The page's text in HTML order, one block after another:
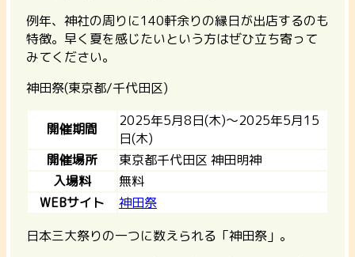
例年、神社の周りに140軒余りの縁日が出店するのも
特徴。早く夏を感じたいという方はぜひ立ち寄って
みてください。
神田祭(東京都/千代田区)
開催期間
2025年5月8日(木)～2025年5月15
日(木)
開催場所
東京都千代田区 神田明神
入場料
無料
WEBサイト
神田祭
日本三大祭りの一つに数えられる「神田祭」。